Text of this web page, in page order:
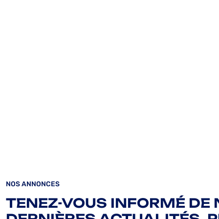
NOS ANNONCES
TENEZ-VOUS INFORMÉ DE